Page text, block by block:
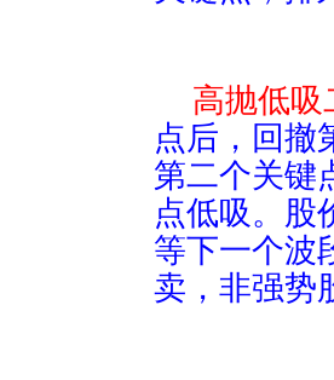
高抛低吸
点后，回撤
第二个关键
点低吸。股
等下一个波
卖，非强势